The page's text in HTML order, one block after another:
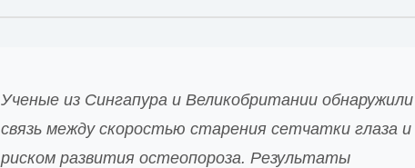
Ученые из Сингапура и Великобритании обнаружили
связь между скоростью старения сетчатки глаза и
риском развития остеопороза. Результаты